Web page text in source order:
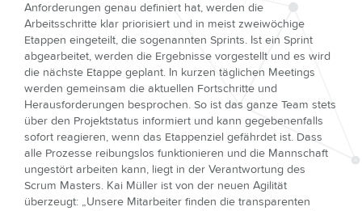
Anforderungen genau definiert hat, werden die
Arbeitsschritte klar priorisiert und in meist zweiwöchige
Etappen eingeteilt, die sogenannten Sprints. Ist ein Sprint
abgearbeitet, werden die Ergebnisse vorgestellt und es wird
die nächste Etappe geplant. In kurzen täglichen Meetings
werden gemeinsam die aktuellen Fortschritte und
Herausforderungen besprochen. So ist das ganze Team stets
über den Projektstatus informiert und kann gegebenenfalls
sofort reagieren, wenn das Etappenziel gefährdet ist. Dass
alle Prozesse reibungslos funktionieren und die Mannschaft
ungestört arbeiten kann, liegt in der Verantwortung des
Scrum Masters. Kai Müller ist von der neuen Agilität
überzeugt: „Unsere Mitarbeiter finden die transparenten